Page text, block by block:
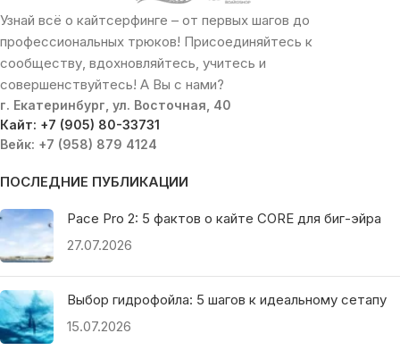
Узнай всё о кайтсерфинге – от первых шагов до
профессиональных трюков! Присоединяйтесь к
сообществу, вдохновляйтесь, учитесь и
совершенствуйтесь! А Вы с нами?
г. Екатеринбург, ул. Восточная, 40
Кайт: +7 (905) 80-33731
Вейк: +7 (958) 879 4124
ПОСЛЕДНИЕ ПУБЛИКАЦИИ
Pace Pro 2: 5 фактов о кайте CORE для биг-эйра
27.07.2026
Выбор гидрофойла: 5 шагов к идеальному сетапу
15.07.2026